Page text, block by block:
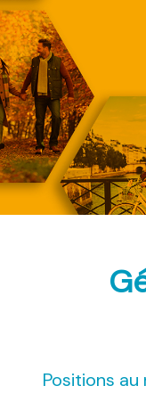
Positions